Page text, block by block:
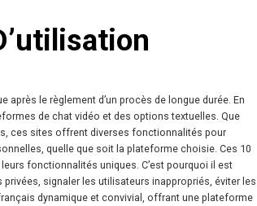
le règlement d’un procès de longue durée. En
de chat vidéo et des options textuelles. Que
ces sites offrent diverses fonctionnalités pour
quelle que soit la plateforme choisie. Ces 10
fonctionnalités uniques. C’est pourquoi il est
signaler les utilisateurs inappropriés, éviter les
dynamique et convivial, offrant une plateforme